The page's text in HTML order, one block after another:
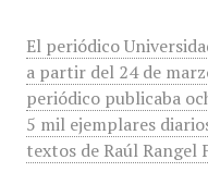
El periódico
a partir del 24 de
periódico publicaba
5 mil ejemplares
textos de Raúl Rangel